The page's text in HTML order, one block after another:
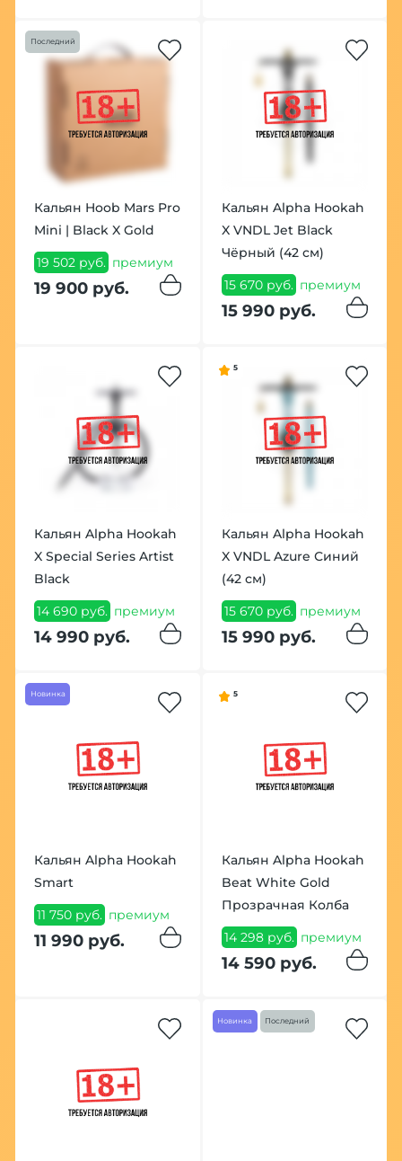
Последний
Кальян Hoob Mars Pro
Mini | Black X Gold
19 502 руб. премиум
19 900 руб.
Кальян Alpha Hookah
X VNDL Jet Black
Чёрный (42 см)
15 670 руб. премиум
15 990 руб.
Кальян Alpha Hookah
X Special Series Artist
Black
14 690 руб. премиум
14 990 руб.
5
Кальян Alpha Hookah
X VNDL Azure Синий
(42 см)
15 670 руб. премиум
15 990 руб.
Новинка
Кальян Alpha Hookah
Smart
11 750 руб. премиум
11 990 руб.
5
Кальян Alpha Hookah
Beat White Gold
Прозрачная Колба
14 298 руб. премиум
14 590 руб.
Новинка Последний